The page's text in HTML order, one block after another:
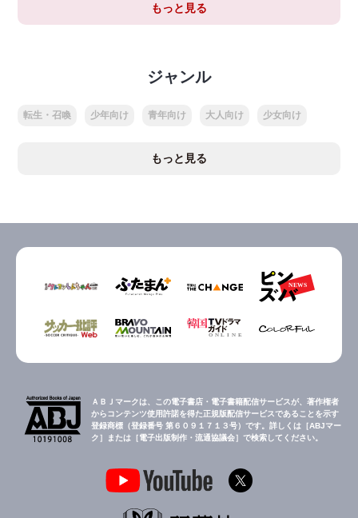
もっと見る
ジャンル
転生・召喚 少年向け 青年向け 大人向け 少女向け
もっと見る
ＡＢＪマークは、この電子書店・電子書籍配信サービスが、著作権者
からコンテンツ使用許諾を得た正規版配信サービスであることを示す
登録商標（登録番号 第６０９１７１３号）です。詳しくは［ABJマー
ク］または［電子出版制作・流通協議会］で検索してください。